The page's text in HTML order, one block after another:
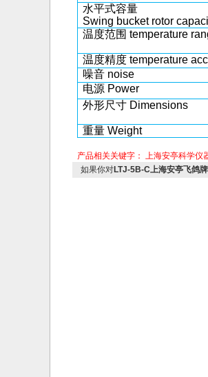
水平式容量
Swing bucket rotor
温度范围 temperature
温度精度 temperature
噪音 noise
电源 Power
外形尺寸 Dimensions
重量 Weight
产品相关关键字： 上海安亭科学仪
如果你对LTJ-5B-C上海安亭飞鸽